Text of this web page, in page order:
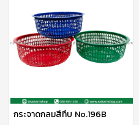
กระจาดกลมสีทึบ No.196B